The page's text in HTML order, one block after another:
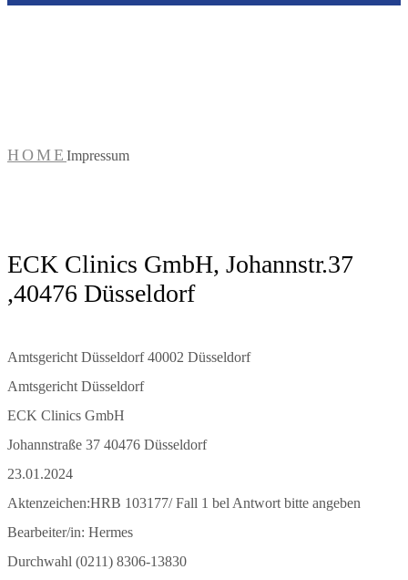
HOME Impressum
ECK Clinics GmbH, Johannstr.37
,40476 Düsseldorf
Amtsgericht Düsseldorf 40002 Düsseldorf
Amtsgericht Düsseldorf
ECK Clinics GmbH
Johannstraße 37 40476 Düsseldorf
23.01.2024
Aktenzeichen:HRB 103177/ Fall 1 bel Antwort bitte angeben
Bearbeiter/in: Hermes
Durchwahl (0211) 8306-13830